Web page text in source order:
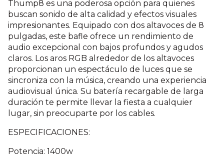
Thump8 es una poderosa opción para quienes
buscan sonido de alta calidad y efectos visuales
impresionantes. Equipado con dos altavoces de 8
pulgadas, este bafle ofrece un rendimiento de
audio excepcional con bajos profundos y agudos
claros. Los aros RGB alrededor de los altavoces
proporcionan un espectáculo de luces que se
sincroniza con la música, creando una experiencia
audiovisual única. Su batería recargable de larga
duración te permite llevar la fiesta a cualquier
lugar, sin preocuparte por los cables.
ESPECIFICACIONES:
Potencia: 1400w